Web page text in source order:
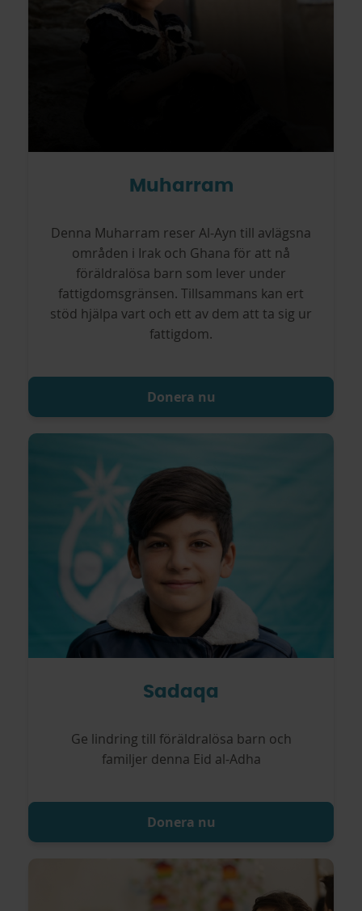
Muharram
Denna Muharram reser Al-Ayn till avlägsna
områden i Irak och Ghana för att nå
föräldralösa barn som lever under
fattigdomsgränsen. Tillsammans kan ert
stöd hjälpa vart och ett av dem att ta sig ur
fattigdom.
Donera nu
Sadaqa
Ge lindring till föräldralösa barn och
familjer denna Eid al-Adha
Donera nu